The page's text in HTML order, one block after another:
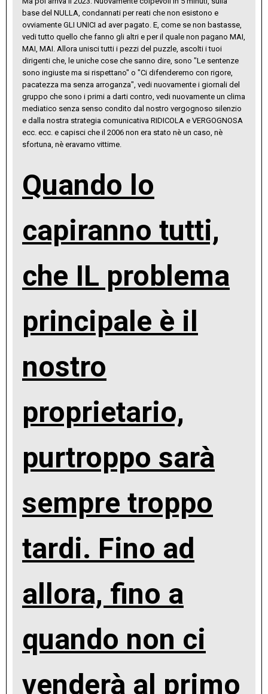
base del NULLA, condannati per reati che non esistono e
ovviamente GLI UNICI ad aver pagato. E, come se non bastasse,
vedi tutto quello che fanno gli altri e per il quale non pagano MAI,
MAI, MAI. Allora unisci tutti i pezzi del puzzle, ascolti i tuoi
dirigenti che, le uniche cose che sanno dire, sono "Le sentenze
sono ingiuste ma si rispettano" o "Ci difenderemo con rigore,
pacatezza ma senza arroganza", vedi nuovamente i giornali del
gruppo che sono i primi a darti contro, vedi nuovamente un clima
mediatico senza senso condito dal nostro vergognoso silenzio
e dalla nostra strategia comunicativa RIDICOLA e VERGOGNOSA
ecc. ecc. e capisci che il 2006 non era stato nè un caso, nè
sfortuna, nè eravamo vittime.
Quando lo
capiranno tutti,
che IL problema
principale è il
nostro
proprietario,
purtroppo sarà
sempre troppo
tardi. Fino ad
allora, fino a
quando non ci
venderà al primo